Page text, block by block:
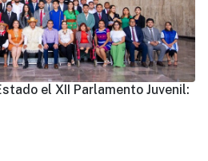
el XII Parlamento Juvenil: